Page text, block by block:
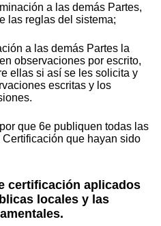
a las demás Partes,
las reglas del sistema;
a las demás Partes la
observaciones por escrito,
ellas si así se les solicita y
escritas y los
que 6e publiquen todas las
que hayan sido
certificación aplicados
locales y las